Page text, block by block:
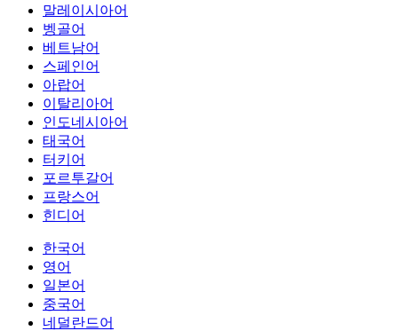
말레이시아어
벵골어
베트남어
스페인어
아랍어
이탈리아어
인도네시아어
태국어
터키어
포르투갈어
프랑스어
힌디어
한국어
영어
일본어
중국어
네덜란드어